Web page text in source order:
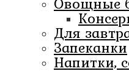
Для
Запеканки
Напитки,